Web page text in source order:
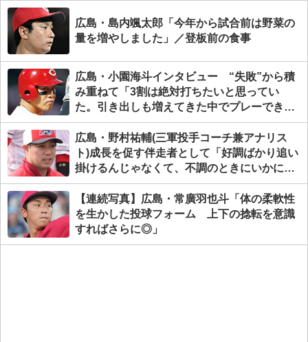
広島・島内颯太郎「今年から試合前は野菜の
量を増やしました」／登板前の食事
広島・小園海斗インタビュー “失敗”から積
み重ねて「3割は絶対打ちたいと思ってい
た。引き出しも増えてきた中でプレーでき
て、結果につながった」
広島・野村祐輔(三軍投手コーチ兼アナリス
ト)成長を促す伴走者として「好調ばかり追い
掛けるんじゃなくて、不調のときにいかに対
応するか。そこに自分が出る」
【連続写真】広島・常廣羽也斗「体の柔軟性
を生かした投球フォーム 上下の捻転を意識
すればさらに◎」